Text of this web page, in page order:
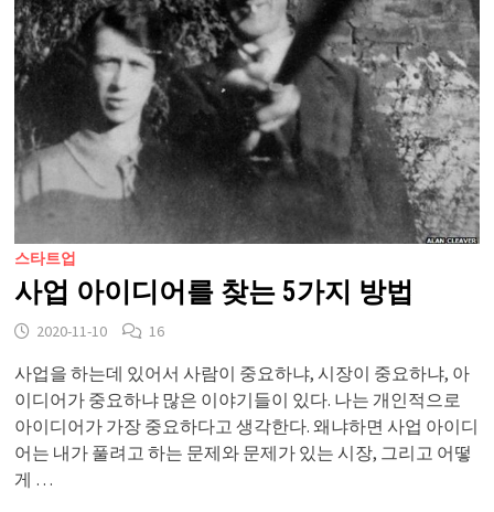
스타트업
사업 아이디어를 찾는 5가지 방법
2020-11-10 16
사업을 하는데 있어서 사람이 중요하냐, 시장이 중요하냐, 아
이디어가 중요하냐 많은 이야기들이 있다. 나는 개인적으로
아이디어가 가장 중요하다고 생각한다. 왜냐하면 사업 아이디
어는 내가 풀려고 하는 문제와 문제가 있는 시장, 그리고 어떻
게 …